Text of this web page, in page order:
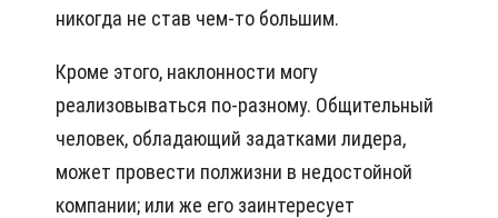
никогда не став чем-то большим.
Кроме этого, наклонности могу
реализовываться по-разному. Общительный
человек, обладающий задатками лидера,
может провести полжизни в недостойной
компании; или же его заинтересует